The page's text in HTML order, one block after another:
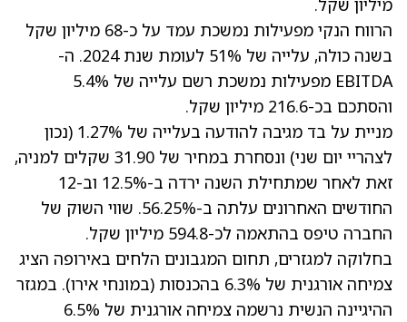
הרווח הנקי מפעילות נמשכת עמד על כ-68 מיליון שקל
בשנה כולה, עלייה של 51% לעומת שנת 2024. ה-
EBITDA מפעילות נמשכת רשם עלייה של 5.4%
והסתכם בכ-216.6 מיליון שקל.
מניית על בד מגיבה להודעה בעלייה של 1.27% (נכון
לצהריי יום שני) ונסחרת במחיר של 31.90 שקלים למניה,
זאת לאחר שמתחילת השנה ירדה ב-12.5% וב-12
החודשים האחרונים עלתה ב-56.25%. שווי השוק של
החברה טיפס בהתאמה לכ-594.8 מיליון שקל.
בחלוקה למגזרים, תחום המגבונים הלחים באירופה הציג
צמיחה אורגנית של 6.3% בהכנסות (במונחי אירו). במגזר
ההיגיינה הנשית נרשמה צמיחה אורגנית של 6.5%